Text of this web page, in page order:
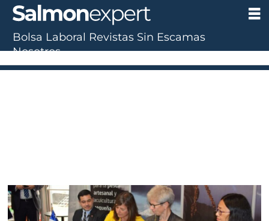
Bolsa Laboral Revistas Sin Escamas
Nosotros